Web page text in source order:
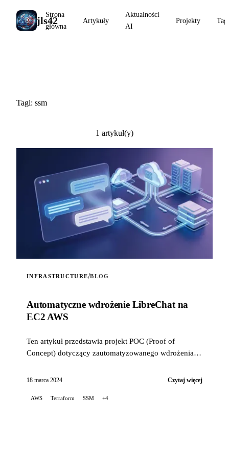
jls42
Strona
główna
Artykuły
Aktualności
AI
Projekty Tagi
Tagi: ssm
1 artykuł(y)
INFRASTRUCTURE/BLOG
Automatyczne wdrożenie LibreChat na
EC2 AWS
Ten artykuł przedstawia projekt POC (Proof of
Concept) dotyczący zautomatyzowanego wdrożenia
orkiestracji infrastr...
18 marca 2024 Czytaj więcej
AWS Terraform SSM +4